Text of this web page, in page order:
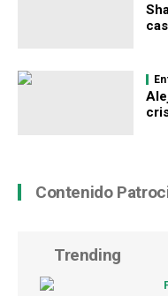
Contenido
Trending